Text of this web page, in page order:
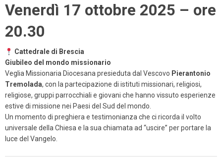
Venerdì 17 ottobre 2025 – ore
20.30
Cattedrale di Brescia
Giubileo del mondo missionario
Veglia Missionaria Diocesana presieduta dal Vescovo Pierantonio
Tremolada, con la partecipazione di istituti missionari, religiosi,
religiose, gruppi parrocchiali e giovani che hanno vissuto esperienze
estive di missione nei Paesi del Sud del mondo.
Un momento di preghiera e testimonianza che ci ricorda il volto
universale della Chiesa e la sua chiamata ad “uscire” per portare la
luce del Vangelo.